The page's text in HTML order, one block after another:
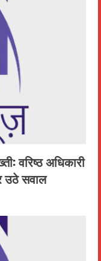
वरिष्ठ अधिकारी
उठे सवाल